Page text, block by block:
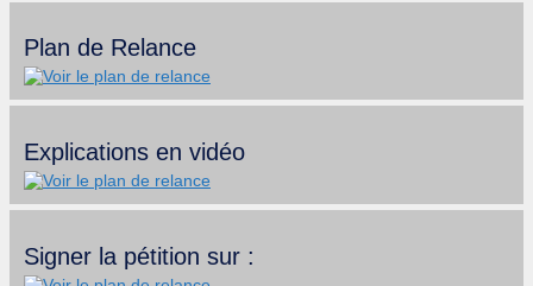
Plan de Relance
Explications en vidéo
Signer la pétition sur :